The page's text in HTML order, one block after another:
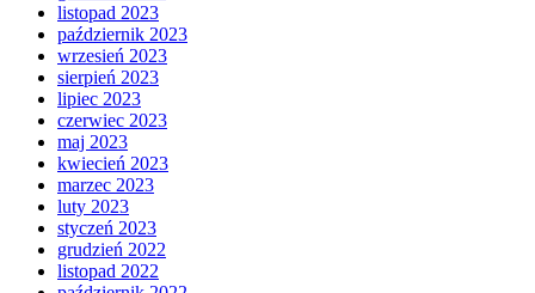
listopad 2023
październik 2023
wrzesień 2023
sierpień 2023
lipiec 2023
czerwiec 2023
maj 2023
kwiecień 2023
marzec 2023
luty 2023
styczeń 2023
grudzień 2022
listopad 2022